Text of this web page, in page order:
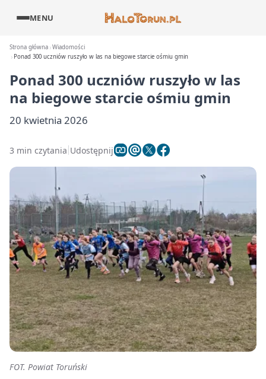
MENU
Strona główna Wiadomości
Ponad 300 uczniów ruszyło w las na biegowe starcie ośmiu gmin
Ponad 300 uczniów ruszyło w las
na biegowe starcie ośmiu gmin
20 kwietnia 2026
3 min czytania Udostępnij
FOT. Powiat Toruński